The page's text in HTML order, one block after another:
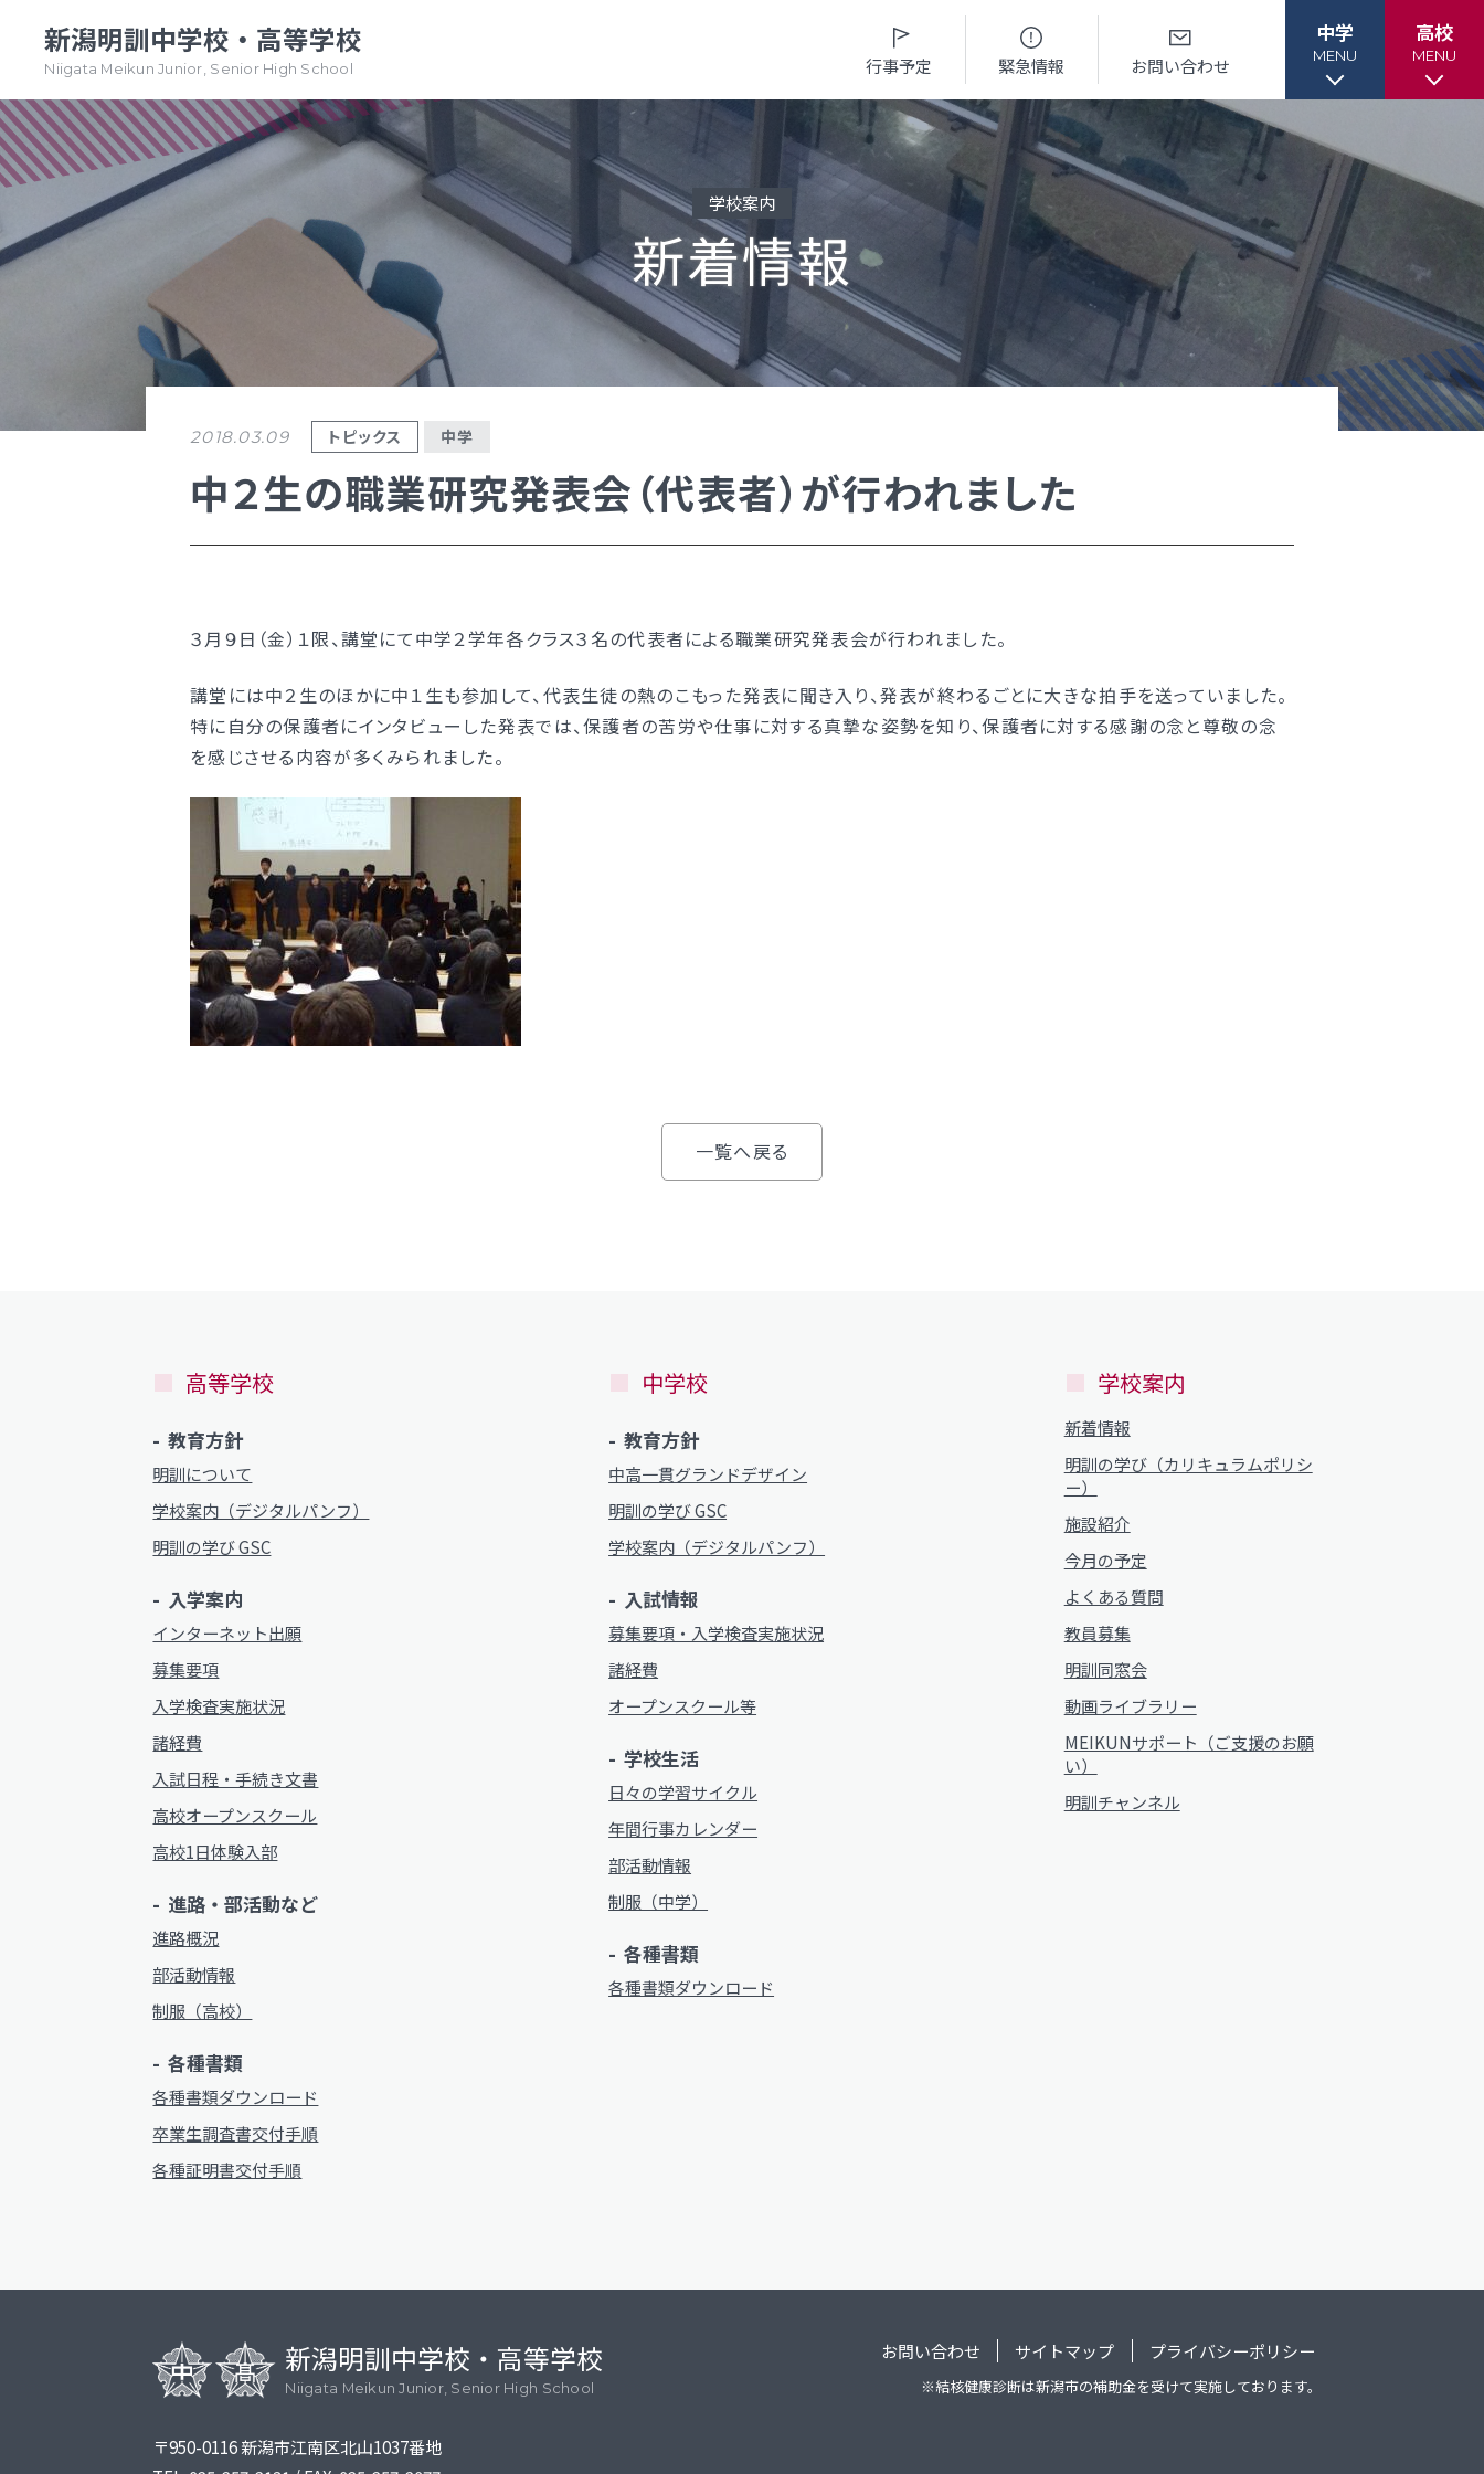
新潟明訓中学校・高等学校
Niigata Meikun Junior, Senior High School 行事予定 緊急情報 お問い合わせ
中学
MENU
TOPページ
新潟明訓中学校
中高一貫グランドデザイン
学校案内
（デジタルパンフ）
入試情報
募集要項・
入学検査実施状況
学校生活
日々の学習サイクル
年間行事カレンダー
各種書類
各種書類ダウンロード
明訓の学び（カリキュラムポリシー）
今月の予定
よくある質問
教員募集
明訓同窓会
動画ライブラリー
MEIKUNサポート（ご支援のお願い）
明訓チャンネル
お問い合わせ サイトマップ
高校
MENU
TOPページ
新潟明訓高等学校
明訓の学び GSC
入学案内
インターネット出願
入試日程・手続き文書
高校オープンスクール
進路・部活動など
進路概況
部活動情報
各種書類
各種書類ダウンロード
卒業生調査書交付手順
新着情報
明訓の学び（カリキュラムポリシー）
施設紹介
今月の予定
よくある質問
教員募集
明訓同窓会
動画ライブラリー
MEIKUNサポート（ご支援のお願い）
学校案内
新着情報
2018.03.09 トピックス 中学
中２生の職業研究発表会（代表者）が行われました
３月９日（金）１限、講堂にて中学２学年各クラス３名の代表者による職業研究発表会が行われました。
講堂には中２生のほかに中１生も参加して、代表生徒の熱のこもった発表に聞き入り、発表が終わるごとに大きな拍手を送っていました。
特に自分の保護者にインタビューした発表では、保護者の苦労や仕事に対する真摯な姿勢を知り、保護者に対する感謝の念と尊敬の念
を感じさせる内容が多くみられました。
一覧へ戻る
高等学校
教育方針
明訓について
学校案内（デジタルパンフ）
明訓の学び GSC
入学案内
インターネット出願
募集要項
入学検査実施状況
諸経費
入試日程・手続き文書
高校オープンスクール
高校1日体験入部
進路・部活動など
進路概況
部活動情報
制服（高校）
各種書類
各種書類ダウンロード
卒業生調査書交付手順
各種証明書交付手順
中学校
教育方針
中高一貫グランドデザイン
明訓の学び GSC
学校案内（デジタルパンフ）
入試情報
募集要項・入学検査実施状況
諸経費
オープンスクール等
学校生活
日々の学習サイクル
年間行事カレンダー
部活動情報
制服（中学）
各種書類
各種書類ダウンロード
学校案内
新着情報
明訓の学び（カリキュラムポリシ
ー）
施設紹介
今月の予定
よくある質問
教員募集
明訓同窓会
動画ライブラリー
MEIKUNサポート（ご支援のお願
い）
明訓チャンネル
新潟明訓中学校・高等学校
Niigata Meikun Junior, Senior High School
〒950-0116 新潟市江南区北山1037番地
お問い合わせ サイトマップ プライバシーポリシー
※結核健康診断は新潟市の補助金を受けて実施しております。